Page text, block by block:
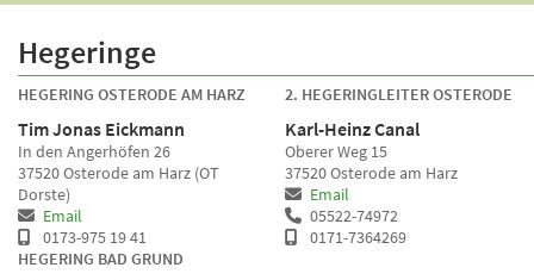
Hegeringe
HEGERING OSTERODE AM HARZ
Tim Jonas Eickmann
In den Angerhöfen 26
37520 Osterode am Harz (OT
Dorste)
Email
0173-975 19 41
2. HEGERINGLEITER OSTERODE
Karl-Heinz Canal
Oberer Weg 15
37520 Osterode am Harz
Email
05522-74972
0171-7364269
HEGERING BAD GRUND